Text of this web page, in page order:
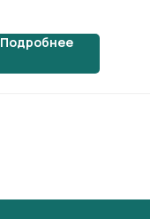
Подробнее